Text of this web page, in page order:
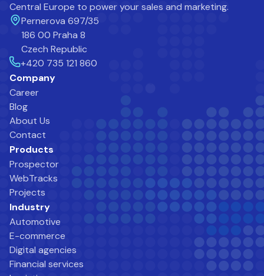
Central Europe to power your sales and marketing.
Pernerova 697/35
186 00 Praha 8
Czech Republic
+420 735 121 860
Company
Career
Blog
About Us
Contact
Products
Prospector
WebTracks
Projects
Industry
Automotive
E-commerce
Digital agencies
Financial services